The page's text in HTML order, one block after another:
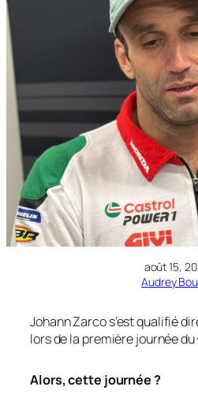
août 15,
Audrey
Johann Zarco s’est qualifié
lors de la première journée du
Alors, cette journée ?